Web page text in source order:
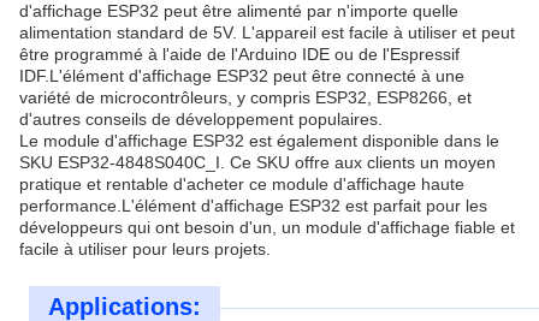
d'affichage ESP32 peut être alimenté par n'importe quelle
alimentation standard de 5V. L'appareil est facile à utiliser et peut
être programmé à l'aide de l'Arduino IDE ou de l'Espressif
IDF.L'élément d'affichage ESP32 peut être connecté à une
variété de microcontrôleurs, y compris ESP32, ESP8266, et
d'autres conseils de développement populaires.
Le module d'affichage ESP32 est également disponible dans le
SKU ESP32-4848S040C_I. Ce SKU offre aux clients un moyen
pratique et rentable d'acheter ce module d'affichage haute
performance.L'élément d'affichage ESP32 est parfait pour les
développeurs qui ont besoin d'un, un module d'affichage fiable et
facile à utiliser pour leurs projets.
Applications: